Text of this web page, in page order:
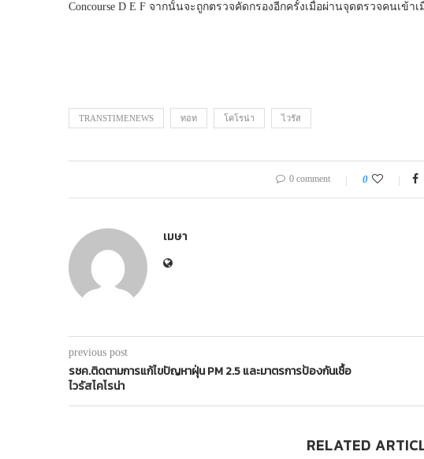
Concourse D E F จากนั้นจะถูกตรวจคัดกรองอีกครั้งเมื่อผ่านจุดตรวจคนเข้าเ
TRANSTIMENEWS ทอท โคโรน่า ไวรัส
0 comment 0
เมษา
previous post
รชค.ติดตามการแก้ไขปัญหาฝุ่น PM 2.5 และมาตรการป้องกันเชื้อ
ไวรัสโคโรน่า
RELATED